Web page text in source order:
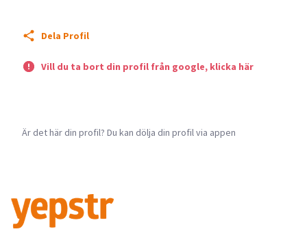
Dela Profil
Vill du ta bort din profil från google, klicka här
Är det här din profil? Du kan dölja din profil via appen